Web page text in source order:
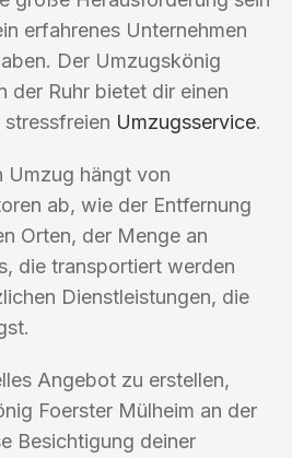
erfahrenes Unternehmen
Der Umzugskönig
der Ruhr bietet dir einen
Umzugsservice.
Umzug hängt von
ab, wie der Entfernung
Orten, der Menge an
die transportiert werden
Dienstleistungen, die
Angebot zu erstellen,
Foerster Mülheim an der
Besichtigung deiner